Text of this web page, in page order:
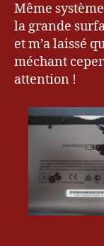
Même
la grande
et m’a laissé
méchant
attention !